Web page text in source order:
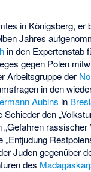
in Königsberg, er
Jahres
in den Expertenstab
gegen Polen
Arbeitsgruppe der
in den
Aubins in
den
„Gefahren
Juden gegenüber
des